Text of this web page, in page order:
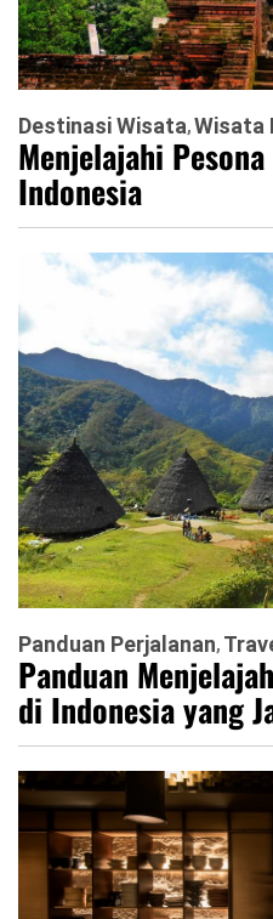
Destinasi Wisata Wisata
Menjelajahi
Indonesia
Panduan Perjalanan
Panduan
di Indonesia yang